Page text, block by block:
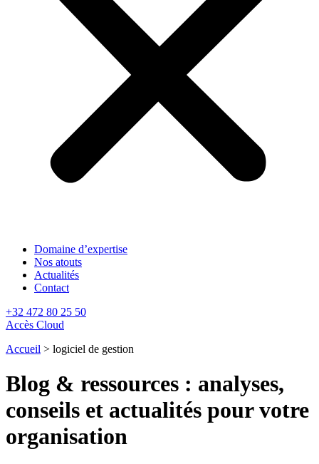
Domaine d’expertise
Nos atouts
Actualités
Contact
+32 472 80 25 50
Accès Cloud
Accueil > logiciel de gestion
Blog & ressources : analyses,
conseils et actualités pour votre
organisation